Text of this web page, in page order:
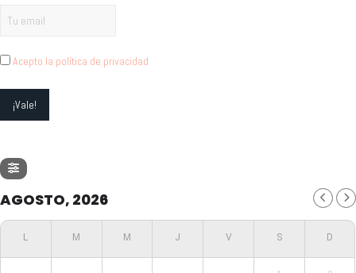
Acepto la política de privacidad
AGOSTO, 2026